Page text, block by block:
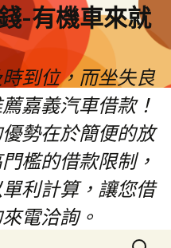
-有機車來就
到位，而坐失良
嘉義汽車借款！
勢在於簡便的放
檻的借款限制，
利計算，讓您借
電洽詢。
搜